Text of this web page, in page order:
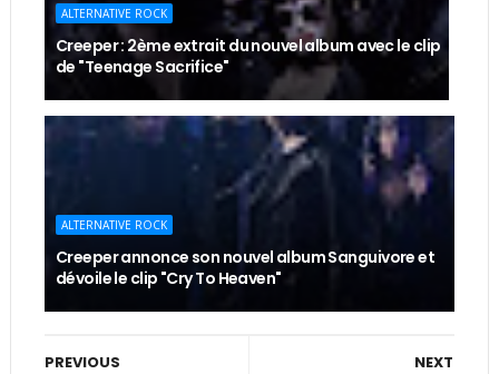
ALTERNATIVE ROCK
Creeper : 2ème extrait du nouvel album avec le clip
de "Teenage Sacrifice"
ALTERNATIVE ROCK
Creeper annonce son nouvel album Sanguivore et
dévoile le clip "Cry To Heaven"
NEXT
PREVIOUS